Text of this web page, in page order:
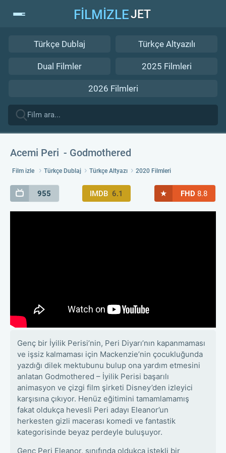
FİLMİZLEJET
Türkçe Dublaj Türkçe Altyazılı
Dual Filmler 2025 Filmleri
2026 Filmleri
Acemi Peri Godmothered
Film izle Türkçe Dublaj Türkçe Altyazı 2020 Filmleri
955 IMDB 6.1 ★ FHD 8.8
Genç bir İyilik Perisi’nin, Peri Diyarı’nın kapanmaması
ve işsiz kalmaması için Mackenzie’nin çocukluğunda
yazdığı dilek mektubunu bulup ona yardım etmesini
anlatan Godmothered – İyilik Perisi başarılı
animasyon ve çizgi film şirketi Disney’den izleyici
karşısına çıkıyor. Henüz eğitimini tamamlamamış
fakat oldukça hevesli Peri adayı Eleanor’un
herkesten gizli macerası komedi ve fantastik
kategorisinde beyaz perdeyle buluşuyor.
Genç Peri Eleanor, sınıfında oldukça istekli bir